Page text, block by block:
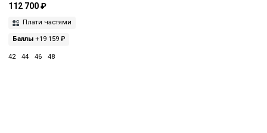
112 700 ₽
Плати частями
Баллы +19 159 ₽
42 44 46 48